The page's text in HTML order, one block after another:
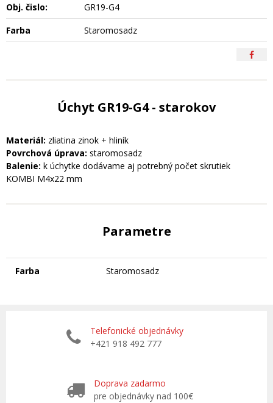
Obj. čislo:
GR19-G4
Farba
Staromosadz
Úchyt GR19-G4 - starokov
Materiál: zliatina zinok + hliník
Povrchová úprava: staromosadz
Balenie: k úchytke dodávame aj potrebný počet skrutiek
KOMBI M4x22 mm
Parametre
Farba Staromosadz
Telefonické objednávky
+421 918 492 777
Doprava zadarmo
pre objednávky nad 100€